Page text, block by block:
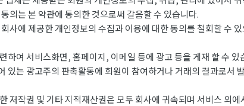
의는 본 약관에 동의한 것으로써 갈음할 수 있습니다.
사에 제공한 개인정보의 수집과 이용에 대한 동의를 철회할 수
하여 서비스화면, 홈페이지, 이메일 등에 광고 등을 게재 할 수 있
있는 광고주의 판촉활동에 회원이 참여하거나 거래의 결과로서
저작권 및 기타 지적재산권은 모두 회사에 귀속되며 서비스 외